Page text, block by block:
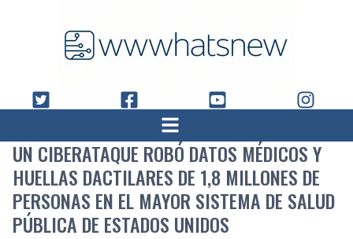
UN CIBERATAQUE ROBÓ DATOS MÉDICOS Y
HUELLAS DACTILARES DE 1,8 MILLONES DE
PERSONAS EN EL MAYOR SISTEMA DE SALUD
PÚBLICA DE ESTADOS UNIDOS